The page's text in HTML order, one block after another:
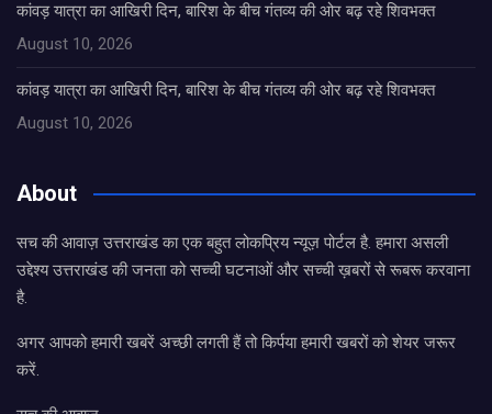
कांवड़ यात्रा का आखिरी दिन, बारिश के बीच गंतव्य की ओर बढ़ रहे शिवभक्त
August 10, 2026
कांवड़ यात्रा का आखिरी दिन, बारिश के बीच गंतव्य की ओर बढ़ रहे शिवभक्त
August 10, 2026
About
सच की आवाज़ उत्तराखंड का एक बहुत लोकप्रिय न्यूज़ पोर्टल है. हमारा असली
उद्देश्य उत्तराखंड की जनता को सच्ची घटनाओं और सच्ची ख़बरों से रूबरू करवाना
है.
अगर आपको हमारी खबरें अच्छी लगती हैं तो किर्पया हमारी खबरों को शेयर जरूर
करें.